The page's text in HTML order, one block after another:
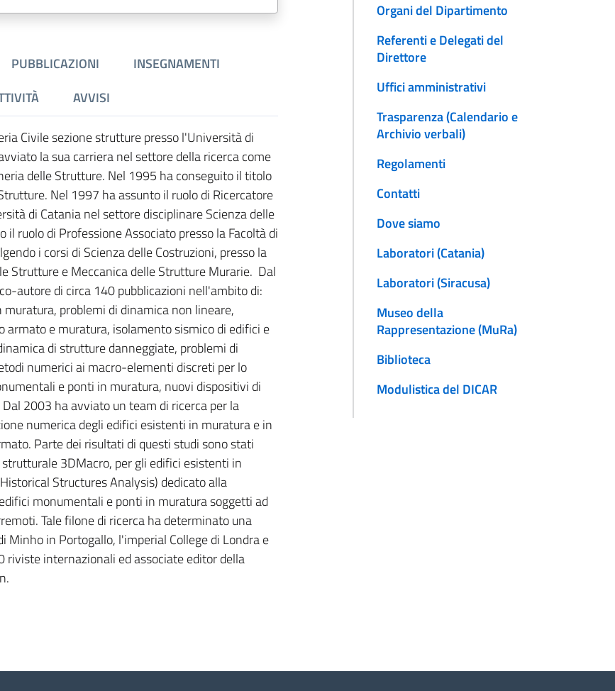
PUBBLICAZIONI
INSEGNAMENTI
AVVISI
Civile sezione strutture presso l'Università di
la sua carriera nel settore della ricerca come
delle Strutture. Nel 1995 ha conseguito il titolo
Nel 1997 ha assunto il ruolo di Ricercatore
di Catania nel settore disciplinare Scienza delle
ruolo di Professione Associato presso la Facoltà di
i corsi di Scienza delle Costruzioni, presso la
Strutture e Meccanica delle Strutture Murarie. Dal
autore di circa 140 pubblicazioni nell'ambito di:
problemi di dinamica non lineare,
e muratura, isolamento sismico di edifici e
di strutture danneggiate, problemi di
numerici ai macro-elementi discreti per lo
e ponti in muratura, nuovi dispositivi di
2003 ha avviato un team di ricerca per la
numerica degli edifici esistenti in muratura e in
Parte dei risultati di questi studi sono stati
3DMacro, per gli edifici esistenti in
Structures Analysis) dedicato alla
monumentali e ponti in muratura soggetti ad
Tale filone di ricerca ha determinato una
in Portogallo, l'imperial College di Londra e
riviste internazionali ed associate editor della
Organi del Dipartimento
Referenti e Delegati del
Direttore
Uffici amministrativi
Trasparenza (Calendario e
Archivio verbali)
Regolamenti
Contatti
Dove siamo
Laboratori (Catania)
Laboratori (Siracusa)
Museo della
Rappresentazione (MuRa)
Biblioteca
Modulistica del DICAR